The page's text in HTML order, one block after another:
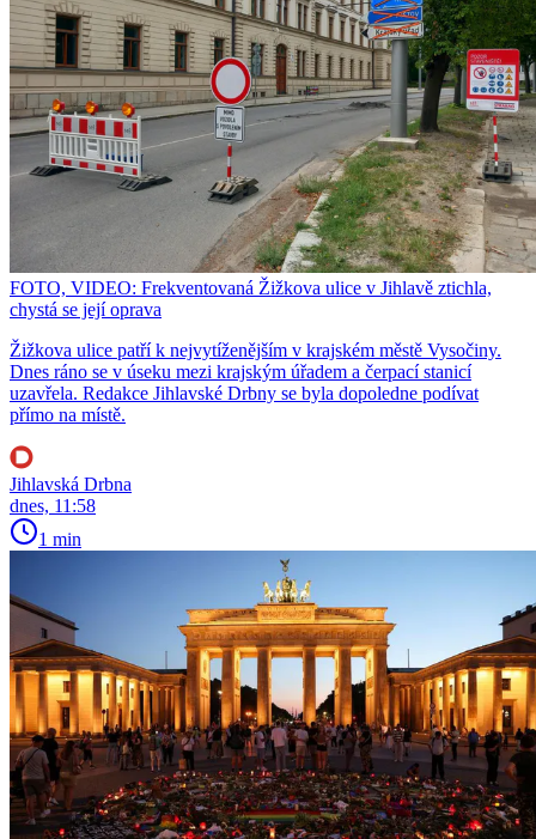
FOTO, VIDEO: Frekventovaná Žižkova ulice v Jihlavě ztichla,
chystá se její oprava
Žižkova ulice patří k nejvytíženějším v krajském městě Vysočiny.
Dnes ráno se v úseku mezi krajským úřadem a čerpací stanicí
uzavřela. Redakce Jihlavské Drbny se byla dopoledne podívat
přímo na místě.
Jihlavská Drbna
dnes, 11:58
1 min